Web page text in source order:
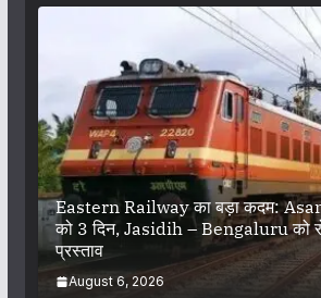
Eastern Railway का बड़ा कदम:
को 3 दिन, Jasidih – Bengaluru को
प्रस्ताव
August 6, 2026